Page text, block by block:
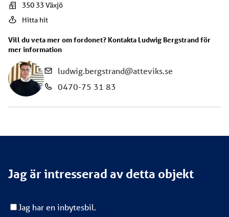
350 33Växjö
Hitta hit
Vill du veta mer om fordonet? Kontakta Ludwig Bergstrandför
mer information
ludwig.bergstrand@atteviks.se
0470-75 31 83
Jag är intresserad av detta objekt
Jag har en inbytesbil.